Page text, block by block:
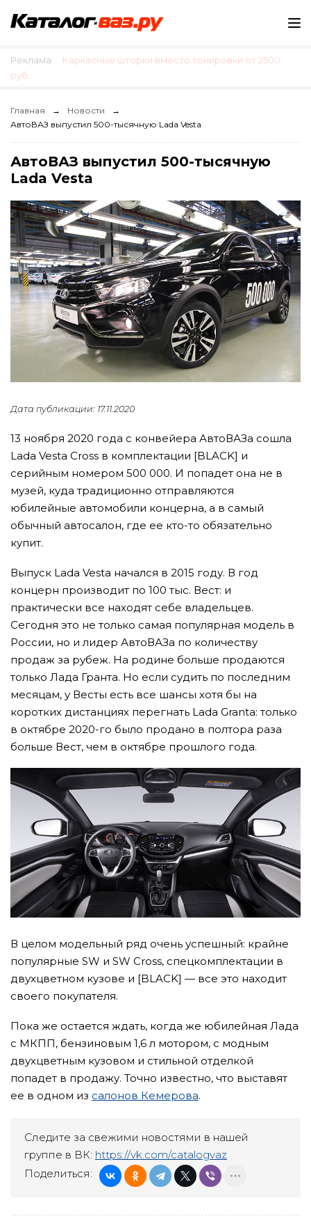
Реклама:
Каркасные шторки вместо тонировки от 2500
руб.
Главная
Новости
АвтоВАЗ выпустил 500-тысячную Lada Vesta
АвтоВАЗ выпустил 500-тысячную
Lada Vesta
Дата публикации: 17.11.2020
13 ноября 2020 года с конвейера АвтоВАЗа сошла
Lada Vesta Cross в комплектации [BLACK] и
серийным номером 500 000. И попадет она не в
музей, куда традиционно отправляются
юбилейные автомобили концерна, а в самый
обычный автосалон, где ее кто-то обязательно
купит.
Выпуск Lada Vesta начался в 2015 году. В год
концерн производит по 100 тыс. Вест: и
практически все находят себе владельцев.
Сегодня это не только самая популярная модель в
России, но и лидер АвтоВАЗа по количеству
продаж за рубеж. На родине больше продаются
только Лада Гранта. Но если судить по последним
месяцам, у Весты есть все шансы хотя бы на
коротких дистанциях перегнать Lada Granta: только
в октябре 2020-го было продано в полтора раза
больше Вест, чем в октябре прошлого года.
В целом модельный ряд очень успешный: крайне
популярные SW и SW Cross, спецкомплектации в
двухцветном кузове и [BLACK] — все это находит
своего покупателя.
Пока же остается ждать, когда же юбилейная Лада
с МКПП, бензиновым 1,6 л мотором, с модным
двухцветным кузовом и стильной отделкой
попадет в продажу. Точно известно, что выставят
ее в одном из салонов Кемерова.
Следите за свежими новостями в нашей
группе в ВК: https://vk.com/catalogvaz
Поделиться: